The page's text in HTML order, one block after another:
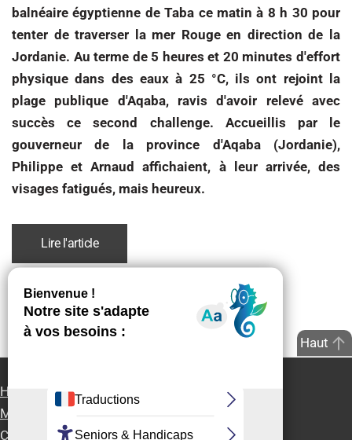
balnéaire égyptienne de Taba ce matin à 8 h 30 pour
tenter de traverser la mer Rouge en direction de la
Jordanie. Au terme de 5 heures et 20 minutes d'effort
physique dans des eaux à 25 °C, ils ont rejoint la
plage publique d'Aqaba, ravis d'avoir relevé avec
succès ce second challenge. Accueillis par le
gouverneur de la province d'Aqaba (Jordanie),
Philippe et Arnaud affichaient, à leur arrivée, des
visages fatigués, mais heureux.
Lire l'article
Haut
Handi-Presse Info Partenaires
Accessibilité
Mentions Légales
Contact presse
Connexion